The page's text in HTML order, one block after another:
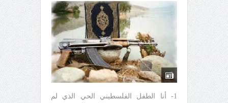
1- أنا الطفل الفلسطيني الحي الذي لم